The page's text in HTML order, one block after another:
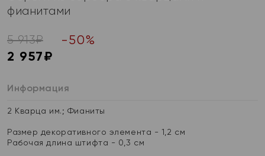
фианитами
5 913₽ -50%
2 957₽
Информация
2 Кварца им.; Фианиты
Размер декоративного элемента - 1,2 см
Рабочая длина штифта - 0,3 см